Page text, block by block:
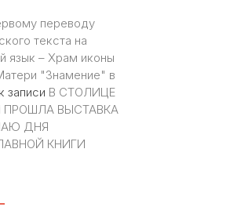
переводу
текста на
язык – Храм иконы
"Знамение" в
к записи В СТОЛИЦЕ
ПРОШЛА ВЫСТАВКА
ДНЯ
КНИГИ